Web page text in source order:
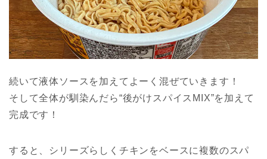
続いて液体ソースを加えてよーく混ぜていきます！
そして全体が馴染んだら“後がけスパイスMIX”を加えて
完成です！
すると、シリーズらしくチキンをベースに複数のスパ